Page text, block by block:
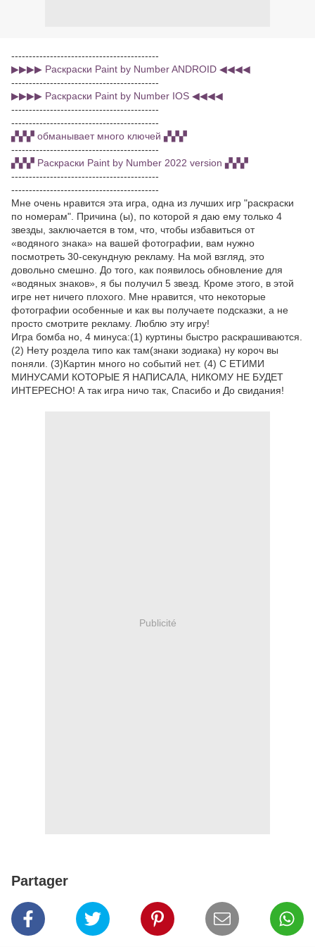
------------------------------------------
▶▶▶▶ Раскраски Paint by Number ANDROID ◀◀◀◀
------------------------------------------
▶▶▶▶ Раскраски Paint by Number IOS ◀◀◀◀
------------------------------------------
------------------------------------------
▞▞▞ обманывает много ключей ▞▞▞
------------------------------------------
▞▞▞ Раскраски Paint by Number 2022 version ▞▞▞
------------------------------------------
------------------------------------------
Мне очень нравится эта игра, одна из лучших игр "раскраски
по номерам". Причина (ы), по которой я даю ему только 4
звезды, заключается в том, что, чтобы избавиться от
«водяного знака» на вашей фотографии, вам нужно
посмотреть 30-секундную рекламу. На мой взгляд, это
довольно смешно. До того, как появилось обновление для
«водяных знаков», я бы получил 5 звезд. Кроме этого, в этой
игре нет ничего плохого. Мне нравится, что некоторые
фотографии особенные и как вы получаете подсказки, а не
просто смотрите рекламу. Люблю эту игру!
Игра бомба но, 4 минуса:(1) куртины быстро раскрашиваются.
(2) Нету роздела типо как там(знаки зодиака) ну короч вы
поняли. (3)Картин много но событий нет. (4) С ЕТИМИ
МИНУСАМИ КОТОРЫЕ Я НАПИСАЛА, НИКОМУ НЕ БУДЕТ
ИНТЕРЕСНО! А так игра ничо так, Спасибо и До свидания!
Publicité
Partager